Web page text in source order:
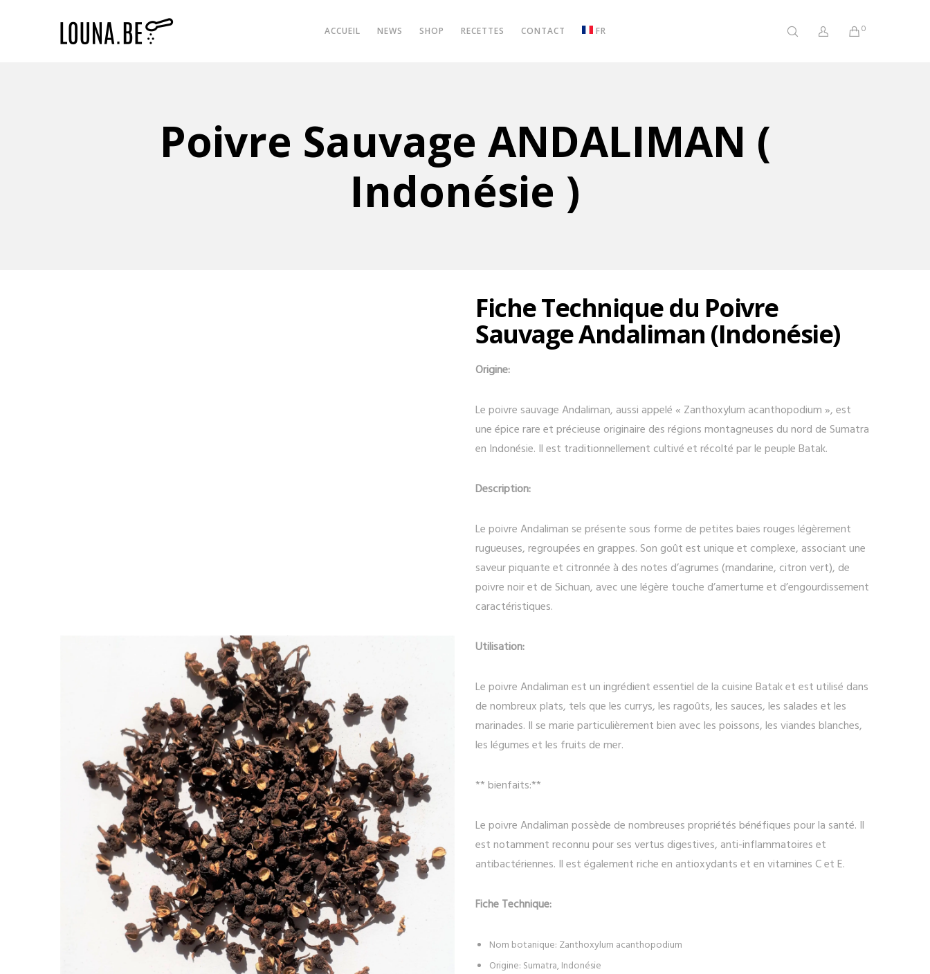
0
ACCUEIL NEWS SHOP RECETTES CONTACT FR
Poivre Sauvage ANDALIMAN (
Indonésie )
Fiche Technique du Poivre
Sauvage Andaliman (Indonésie)
Origine:
Le poivre sauvage Andaliman, aussi appelé « Zanthoxylum acanthopodium », est
une épice rare et précieuse originaire des régions montagneuses du nord de Sumatra
en Indonésie. Il est traditionnellement cultivé et récolté par le peuple Batak.
Description:
Le poivre Andaliman se présente sous forme de petites baies rouges légèrement
rugueuses, regroupées en grappes. Son goût est unique et complexe, associant une
saveur piquante et citronnée à des notes d’agrumes (mandarine, citron vert), de
poivre noir et de Sichuan, avec une légère touche d’amertume et d’engourdissement
caractéristiques.
Utilisation:
Le poivre Andaliman est un ingrédient essentiel de la cuisine Batak et est utilisé dans
de nombreux plats, tels que les currys, les ragoûts, les sauces, les salades et les
marinades. Il se marie particulièrement bien avec les poissons, les viandes blanches,
les légumes et les fruits de mer.
** bienfaits:**
Le poivre Andaliman possède de nombreuses propriétés bénéfiques pour la santé. Il
est notamment reconnu pour ses vertus digestives, anti-inflammatoires et
antibactériennes. Il est également riche en antioxydants et en vitamines C et E.
Fiche Technique:
Nom botanique: Zanthoxylum acanthopodium
Origine: Sumatra, Indonésie